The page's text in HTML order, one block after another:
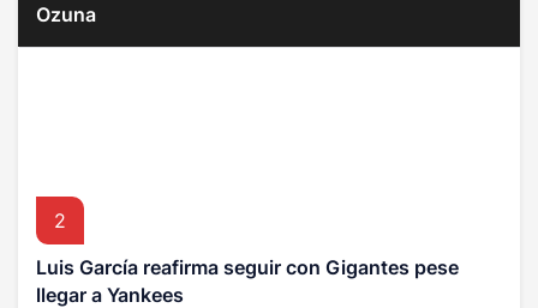
Ozuna
2
Luis García reafirma seguir con Gigantes pese
llegar a Yankees